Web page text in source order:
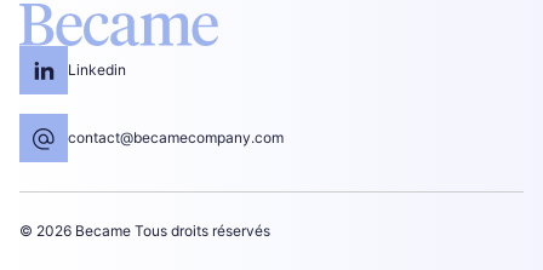
Linkedin
contact@becamecompany.com
© 2026 Became Tous droits réservés